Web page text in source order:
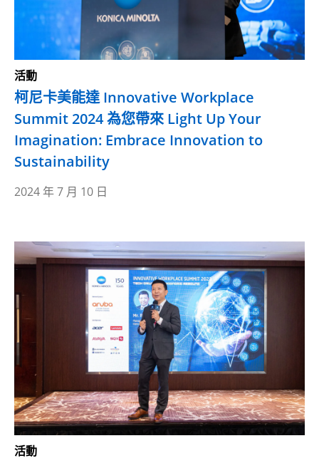
活動
柯尼卡美能達 Innovative Workplace
Summit 2024 為您帶來 Light Up Your
Imagination: Embrace Innovation to
Sustainability
2024 年 7 月 10 日
活動